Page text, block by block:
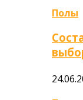
Полы